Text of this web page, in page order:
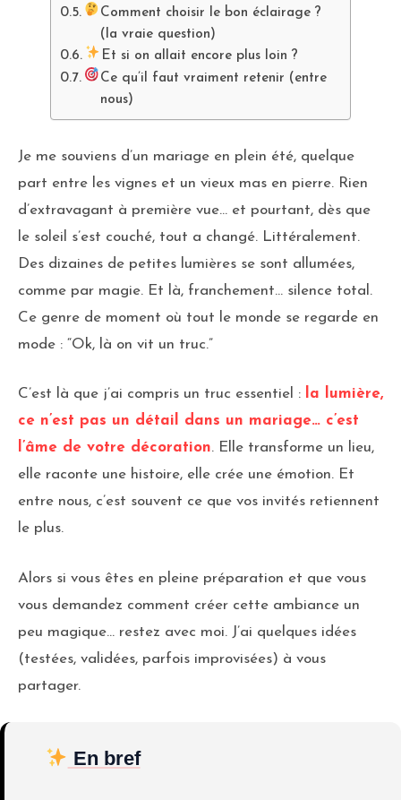
Comment choisir le bon éclairage ?
(la vraie question)
Et si on allait encore plus loin ?
Ce qu’il faut vraiment retenir (entre
nous)
Je me souviens d’un mariage en plein été, quelque
part entre les vignes et un vieux mas en pierre. Rien
d’extravagant à première vue… et pourtant, dès que
le soleil s’est couché, tout a changé. Littéralement.
Des dizaines de petites lumières se sont allumées,
comme par magie. Et là, franchement… silence total.
Ce genre de moment où tout le monde se regarde en
mode : “Ok, là on vit un truc.”
C’est là que j’ai compris un truc essentiel :
la lumière,
ce n’est pas un détail dans un mariage… c’est
l’âme de votre décoration. Elle transforme un lieu,
elle raconte une histoire, elle crée une émotion. Et
entre nous, c’est souvent ce que vos invités retiennent
le plus.
Alors si vous êtes en pleine préparation et que vous
vous demandez comment créer cette ambiance un
peu magique… restez avec moi. J’ai quelques idées
(testées, validées, parfois improvisées) à vous
partager.
En bref